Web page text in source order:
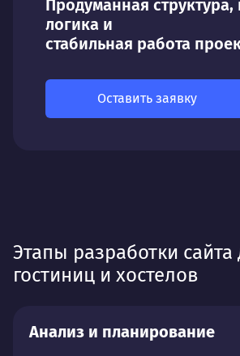
Продуманная структура,
логика и
стабильная работа
Оставить заявку
Этапы разработки сайта
гостиниц и хостелов
Анализ и планирование